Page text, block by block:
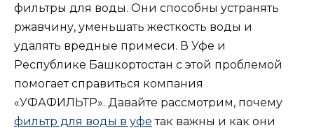
фильтры для воды. Они способны устранять
ржавчину, уменьшать жесткость воды и
удалять вредные примеси. В Уфе и
Республике Башкортостан с этой проблемой
помогает справиться компания
«УФАФИЛЬТР». Давайте рассмотрим, почему
фильтр для воды в уфе так важны и как они